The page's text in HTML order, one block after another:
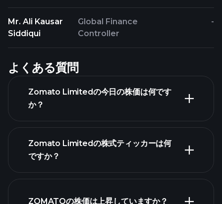
Mr. Ali Kausar
Siddiqui
Global Finance
Controller
-
よくある質問
Zomato Limitedの今日の株価は何です
か？
Zomato Limitedの株式ティッカーは何
ですか？
ZOMATOの株価は上昇していますか？